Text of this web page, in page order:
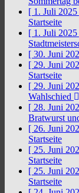
[ 1. Juli
Startseite
[ 1. Juli
[ 30. Juni
[ 29. Juni
Startseite
[ 29. Juni
Wahlschied
[ 28. Juni
Bratwurst
[ 26. Juni
Startseite
[ 25. Juni
Startseite
[ 25. Juni
Startseite